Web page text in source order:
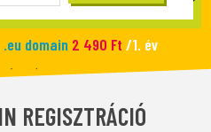
.eu domain 2 490 Ft /1. év
.fun domain1 090 Ft/1. év
REGISZTRÁCIÓ